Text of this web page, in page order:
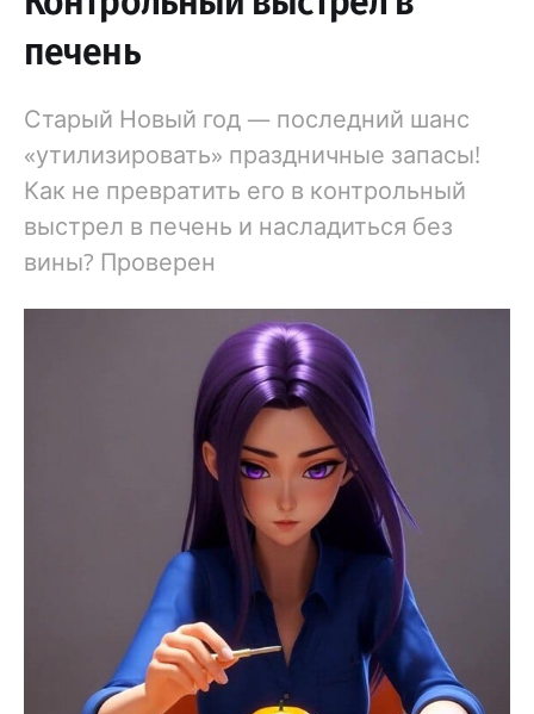
печень
Старый Новый год — последний шанс
«утилизировать» праздничные запасы!
Как не превратить его в контрольный
выстрел в печень и насладиться без
вины? Проверен